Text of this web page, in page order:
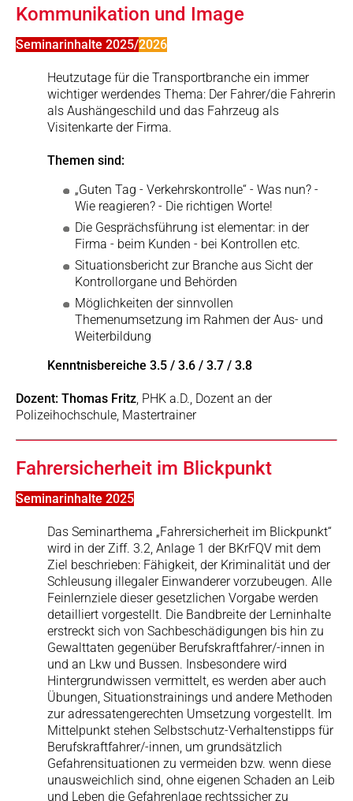
Kommunikation und Image
Seminarinhalte 2025/2026
Heutzutage für die Transportbranche ein immer
wichtiger werdendes Thema: Der Fahrer/die Fahrerin
als Aushängeschild und das Fahrzeug als
Visitenkarte der Firma.
Themen sind:
„Guten Tag - Verkehrskontrolle“ - Was nun? -
Wie reagieren? - Die richtigen Worte!
Die Gesprächsführung ist elementar: in der
Firma - beim Kunden - bei Kontrollen etc.
Situationsbericht zur Branche aus Sicht der
Kontrollorgane und Behörden
Möglichkeiten der sinnvollen
Themenumsetzung im Rahmen der Aus- und
Weiterbildung
Kenntnisbereiche 3.5 / 3.6 / 3.7 / 3.8
Dozent: Thomas Fritz, PHK a.D., Dozent an der
Polizeihochschule, Mastertrainer
Fahrersicherheit im Blickpunkt
Seminarinhalte 2025
Das Seminarthema „Fahrersicherheit im Blickpunkt“
wird in der Ziff. 3.2, Anlage 1 der BKrFQV mit dem
Ziel beschrieben: Fähigkeit, der Kriminalität und der
Schleusung illegaler Einwanderer vorzubeugen. Alle
Feinlernziele dieser gesetzlichen Vorgabe werden
detailliert vorgestellt. Die Bandbreite der Lerninhalte
erstreckt sich von Sachbeschädigungen bis hin zu
Gewalttaten gegenüber Berufskraftfahrer/-innen in
und an Lkw und Bussen. Insbesondere wird
Hintergrundwissen vermittelt, es werden aber auch
Übungen, Situationstrainings und andere Methoden
zur adressatengerechten Umsetzung vorgestellt. Im
Mittelpunkt stehen Selbstschutz-Verhaltenstipps für
Berufskraftfahrer/-innen, um grundsätzlich
Gefahrensituationen zu vermeiden bzw. wenn diese
unausweichlich sind, ohne eigenen Schaden an Leib
und Leben die Gefahrenlage rechtssicher zu